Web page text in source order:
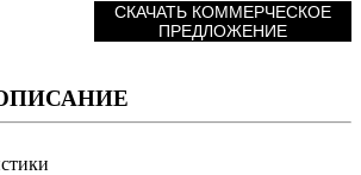
СКАЧАТЬ КОММЕРЧЕСКОЕ
ПРЕДЛОЖЕНИЕ